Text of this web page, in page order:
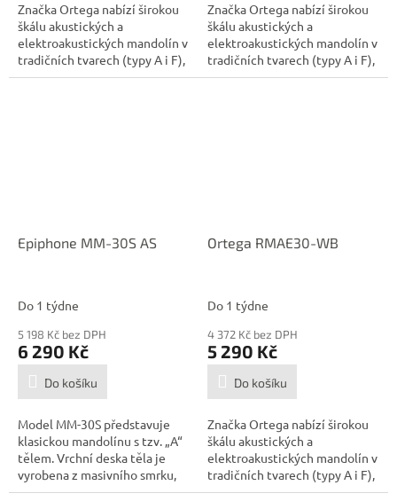
Značka Ortega nabízí širokou
škálu akustických a
elektroakustických mandolín v
tradičních tvarech (typy A i F),
ze...
Značka Ortega nabízí širokou
škálu akustických a
elektroakustických mandolín v
tradičních tvarech (typy A i F),
ze...
Epiphone MM-30S AS
Do 1 týdne
5 198 Kč bez DPH
6 290 Kč
Do košíku
Model MM-30S představuje
klasickou mandolínu s tzv. „A“
tělem. Vrchní deska těla je
vyrobena z masivního smrku,
luby...
Ortega RMAE30-WB
Do 1 týdne
4 372 Kč bez DPH
5 290 Kč
Do košíku
Značka Ortega nabízí širokou
škálu akustických a
elektroakustických mandolín v
tradičních tvarech (typy A i F),
ze...